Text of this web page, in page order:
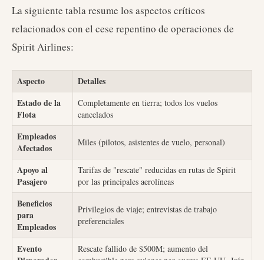
La siguiente tabla resume los aspectos críticos
relacionados con el cese repentino de operaciones de
Spirit Airlines:
Aspecto
Detalles
Estado de la
Flota
Completamente en tierra; todos los vuelos
cancelados
Empleados
Afectados
Miles (pilotos, asistentes de vuelo, personal)
Apoyo al
Pasajero
Tarifas de "rescate" reducidas en rutas de Spirit
por las principales aerolíneas
Beneficios
para
Empleados
Privilegios de viaje; entrevistas de trabajo
preferenciales
Evento
Rescate fallido de $500M; aumento del